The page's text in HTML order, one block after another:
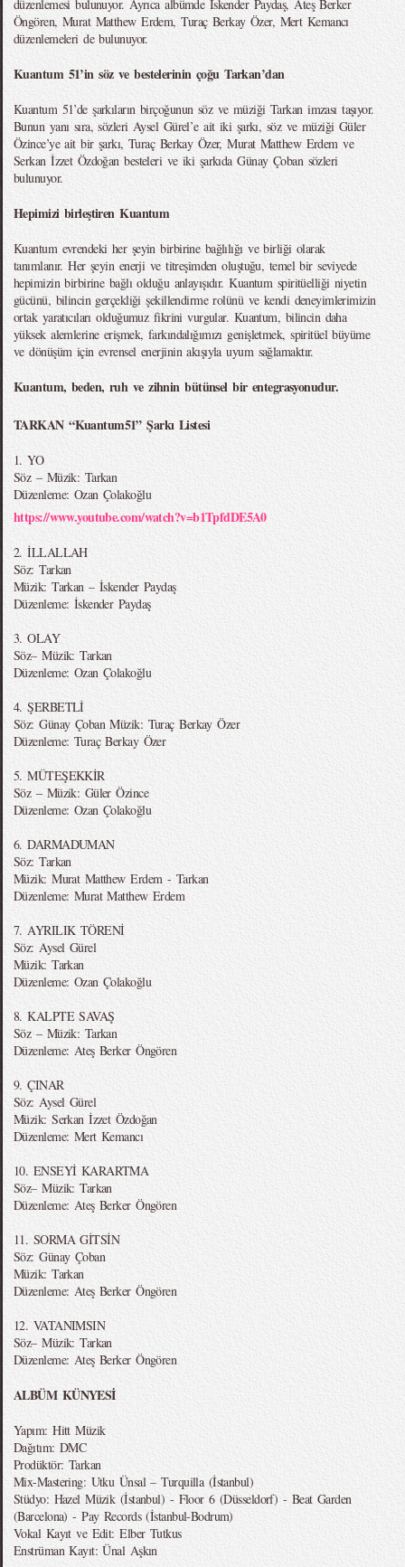
düzenlemesi bulunuyor. Ayrıca albümde İskender Paydaş, Ateş Berker
Öngören, Murat Matthew Erdem, Turaç Berkay Özer, Mert Kemancı
düzenlemeleri de bulunuyor.
Kuantum 51’in söz ve bestelerinin çoğu Tarkan’dan
Kuantum 51’de şarkıların birçoğunun söz ve müziği Tarkan imzası taşıyor.
Bunun yanı sıra, sözleri Aysel Gürel’e ait iki şarkı, söz ve müziği Güler
Özince’ye ait bir şarkı, Turaç Berkay Özer, Murat Matthew Erdem ve
Serkan İzzet Özdoğan besteleri ve iki şarkıda Günay Çoban sözleri
bulunuyor.
Hepimizi birleştiren Kuantum
Kuantum evrendeki her şeyin birbirine bağlılığı ve birliği olarak
tanımlanır. Her şeyin enerji ve titreşimden oluştuğu, temel bir seviyede
hepimizin birbirine bağlı olduğu anlayışıdır. Kuantum spiritüelliği niyetin
gücünü, bilincin gerçekliği şekillendirme rolünü ve kendi deneyimlerimizin
ortak yaratıcıları olduğumuz fikrini vurgular. Kuantum, bilincin daha
yüksek alemlerine erişmek, farkındalığımızı genişletmek, spiritüel büyüme
ve dönüşüm için evrensel enerjinin akışıyla uyum sağlamaktır.
Kuantum, beden, ruh ve zihnin bütünsel bir entegrasyonudur.
TARKAN “Kuantum51” Şarkı Listesi
1. YO
Söz – Müzik: Tarkan
Düzenleme: Ozan Çolakoğlu
https://www.youtube.com/watch?v=b1TpfdDE5A0
2. İLLALLAH
Söz: Tarkan
Müzik: Tarkan – İskender Paydaş
Düzenleme: İskender Paydaş
3. OLAY
Söz– Müzik: Tarkan
Düzenleme: Ozan Çolakoğlu
4. ŞERBETLİ
Söz: Günay Çoban Müzik: Turaç Berkay Özer
Düzenleme: Turaç Berkay Özer
5. MÜTEŞEKKİR
Söz – Müzik: Güler Özince
Düzenleme: Ozan Çolakoğlu
6. DARMADUMAN
Söz: Tarkan
Müzik: Murat Matthew Erdem - Tarkan
Düzenleme: Murat Matthew Erdem
7. AYRILIK TÖRENİ
Söz: Aysel Gürel
Müzik: Tarkan
Düzenleme: Ozan Çolakoğlu
8. KALPTE SAVAŞ
Söz – Müzik: Tarkan
Düzenleme: Ateş Berker Öngören
9. ÇINAR
Söz: Aysel Gürel
Müzik: Serkan İzzet Özdoğan
Düzenleme: Mert Kemancı
10. ENSEYİ KARARTMA
Söz– Müzik: Tarkan
Düzenleme: Ateş Berker Öngören
11. SORMA GİTSİN
Söz: Günay Çoban
Müzik: Tarkan
Düzenleme: Ateş Berker Öngören
12. VATANIMSIN
Söz– Müzik: Tarkan
Düzenleme: Ateş Berker Öngören
ALBÜM KÜNYESİ
Yapım: Hitt Müzik
Dağıtım: DMC
Prodüktör: Tarkan
Mix-Mastering: Utku Ünsal – Turquilla (İstanbul)
Stüdyo: Hazel Müzik (İstanbul) - Floor 6 (Düsseldorf) - Beat Garden
(Barcelona) - Pay Records (İstanbul-Bodrum)
Vokal Kayıt ve Edit: Elber Tutkus
Enstrüman Kayıt: Ünal Aşkın